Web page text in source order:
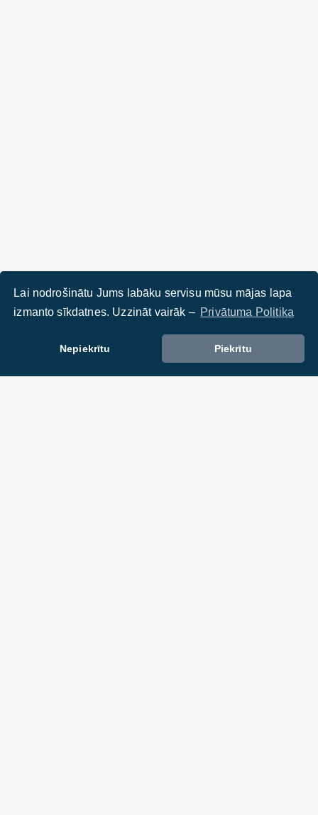
Lai nodrošinātu Jums labāku servisu mūsu mājas lapa
izmanto sīkdatnes. Uzzināt vairāk – Privātuma Politika
Nepiekrītu Piekrītu